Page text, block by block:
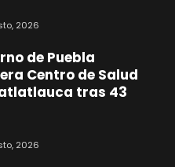
2026
de Puebla
Centro de Salud
tras 43
2026